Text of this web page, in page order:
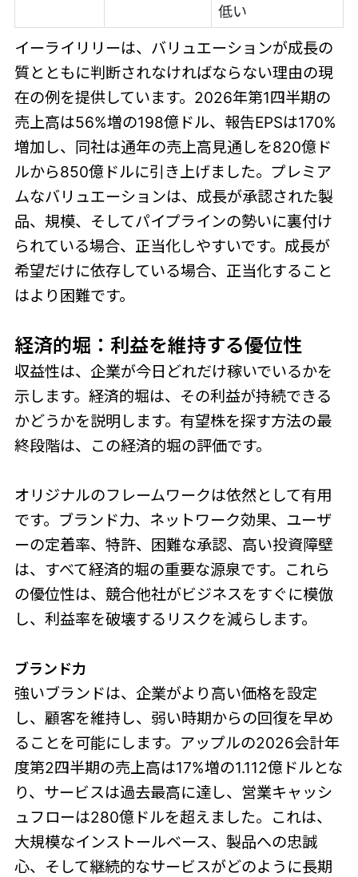
低い
イーライリリーは、バリュエーションが成長の
質とともに判断されなければならない理由の現
在の例を提供しています。2026年第1四半期の
売上高は56%増の198億ドル、報告EPSは170%
増加し、同社は通年の売上高見通しを820億ド
ルから850億ドルに引き上げました。プレミア
ムなバリュエーションは、成長が承認された製
品、規模、そしてパイプラインの勢いに裏付け
られている場合、正当化しやすいです。成長が
希望だけに依存している場合、正当化すること
はより困難です。
経済的堀：利益を維持する優位性
収益性は、企業が今日どれだけ稼いでいるかを
示します。経済的堀は、その利益が持続できる
かどうかを説明します。有望株を探す方法の最
終段階は、この経済的堀の評価です。
オリジナルのフレームワークは依然として有用
です。ブランド力、ネットワーク効果、ユーザ
ーの定着率、特許、困難な承認、高い投資障壁
は、すべて経済的堀の重要な源泉です。これら
の優位性は、競合他社がビジネスをすぐに模倣
し、利益率を破壊するリスクを減らします。
ブランド力
強いブランドは、企業がより高い価格を設定
し、顧客を維持し、弱い時期からの回復を早め
ることを可能にします。アップルの2026会計年
度第2四半期の売上高は17%増の1.112億ドルとな
り、サービスは過去最高に達し、営業キャッシ
ュフローは280億ドルを超えました。これは、
大規模なインストールベース、製品への忠誠
心、そして継続的なサービスがどのように長期